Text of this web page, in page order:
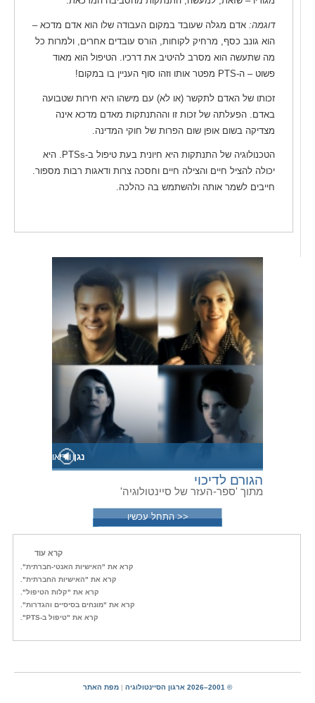
נגן וידיאו
הגורם לדיכוי
מתוך 'ספר-העזר של סיינטולוגיה'
<< התחל עכשיו
דוגמה: אדם מגלה שעובד במקום העבודה שלו הוא אדם מדכא –
הוא גונב כסף, מרחיק לקוחות, הורס עובדים אחרים, ולמרות כל
מה שתעשה הוא מסרב להיטיב את דרכיו. הטיפול הוא מאוד
פשוט – ה-PTS מפטר אותו וזהו סוף העניין בו במקום!
זכותו של האדם לתקשר (או לא) עם מישהו היא חירות שטבועה
באדם. הפעלתה של זכות זו וההתנתקות מאדם מדכא אינה
מצדיקה בשום אופן שום הפרות של חוקי המדינה.
הטכנולוגיה של התנתקות היא חיונית בעת טיפול ב-PTSs. היא
יכולה להציל חיים והצילה חיים וחסכה צרות ודאגות רבות מספור.
חייבים לשמר אותה ולהשתמש בה כהלכה.
קרא עוד
קרא את "האישיות האנטי-חברתית".
קרא את "האישיות החברתית".
קרא את "קלות הטיפול".
קרא את "מונחים בסיסיים והגדרות".
קרא את "טיפול ב-PTS".
© 2001–2026 ארגון הסיינטולוגיה | מפת האתר